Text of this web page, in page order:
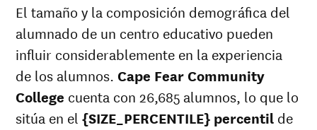
El tamaño y la composición demográfica del
alumnado de un centro educativo pueden
influir considerablemente en la experiencia
de los alumnos. Cape Fear Community
College cuenta con 26,685 alumnos, lo que lo
sitúa en el{SIZE_PERCENTILE} percentil de